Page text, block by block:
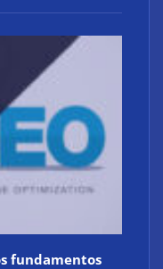
inmobiliario
fundamentos